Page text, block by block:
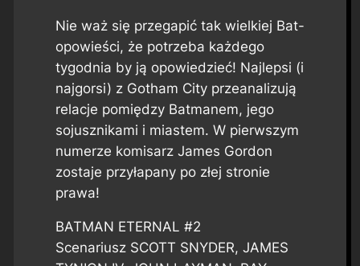
Nie waż się przegapić tak wielkiej Bat-
opowieści, że potrzeba każdego
tygodnia by ją opowiedzieć! Najlepsi (i
najgorsi) z Gotham City przeanalizują
relacje pomiędzy Batmanem, jego
sojusznikami i miastem. W pierwszym
numerze komisarz James Gordon
zostaje przyłapany po złej stronie
prawa!
BATMAN ETERNAL #2
Scenariusz SCOTT SNYDER, JAMES